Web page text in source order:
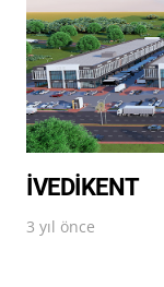
İVEDİKENT
3 yıl önce